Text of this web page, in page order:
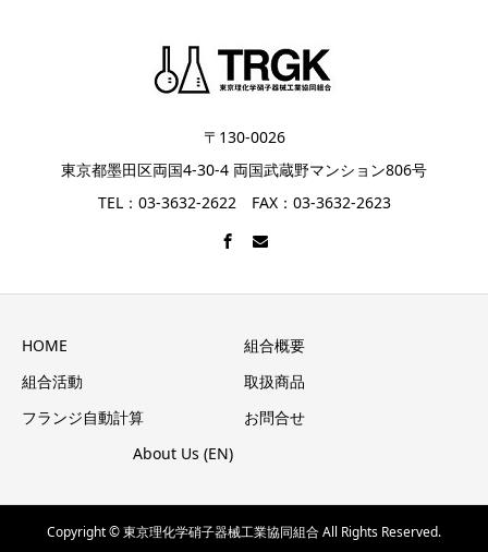
〒130-0026
東京都墨田区両国4-30-4 両国武蔵野マンション806号
TEL：03-3632-2622 FAX：03-3632-2623
HOME
組合概要
組合活動
取扱商品
フランジ自動計算
お問合せ
About Us (EN)
Copyright © 東京理化学硝子器械工業協同組合 All Rights Reserved.